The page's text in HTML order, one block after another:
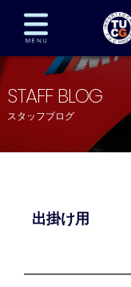
在庫車両情報
TUCとは？
全国納車
STAFF BLOG
スタッフブログ
出掛け用